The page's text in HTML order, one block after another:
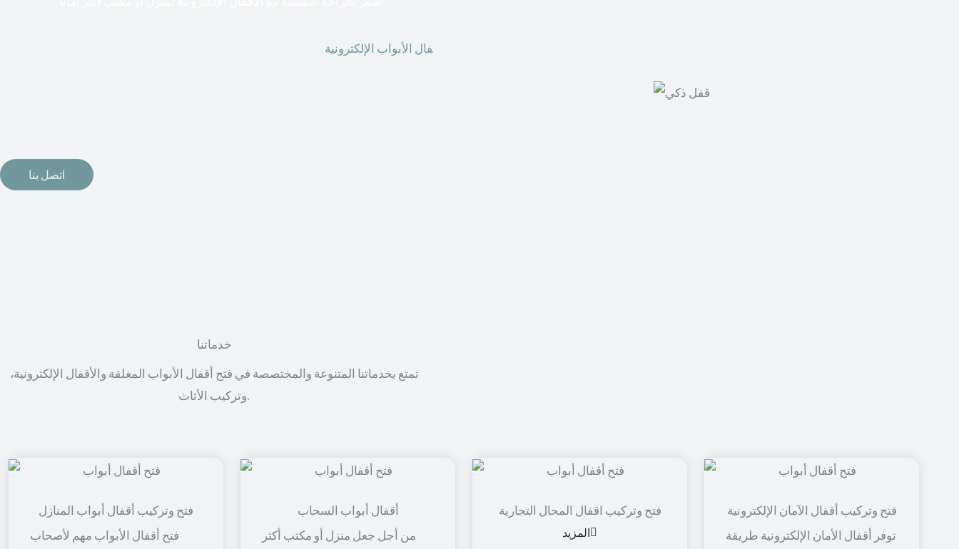
فال الأبواب الإلكترونية
اتصل بنا
خدماتنا
تمتع بخدماتنا المتنوعة والمختصصة في فتح أقفال الأبواب المغلقة والأقفال الإلكترونية،
وتركيب الأثاث.
فتح وتركيب أقفال أبواب المنازل
فتح أقفال الأبواب مهم لأصحاب
أقفال أبواب السحاب
من أجل جعل منزل أو مكتب أكثر
فتح وتركيب اقفال المحال التجارية
المزيد
توفر أقفال الأمان الإلكترونية طريقة